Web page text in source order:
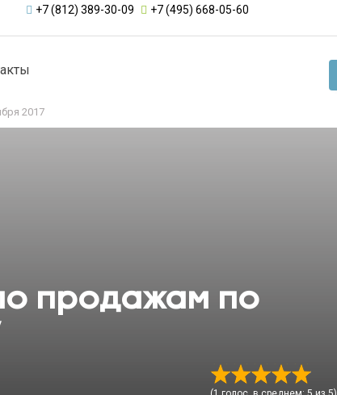
+7 (812) 389-30-09 +7 (495) 668-05-60
2017
продажам по